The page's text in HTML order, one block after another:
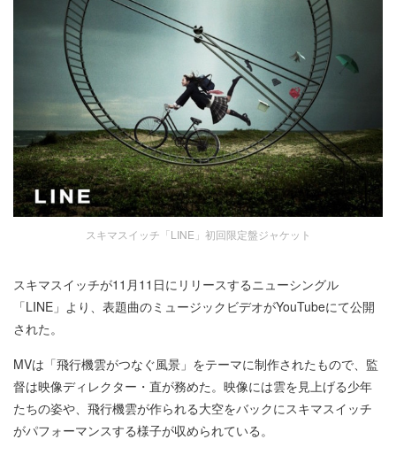
スキマスイッチ「LINE」初回限定盤ジャケット
スキマスイッチが11月11日にリリースするニューシングル
「LINE」より、表題曲のミュージックビデオがYouTubeにて公開
された。
MVは「飛行機雲がつなぐ風景」をテーマに制作されたもので、監
督は映像ディレクター・直が務めた。映像には雲を見上げる少年
たちの姿や、飛行機雲が作られる大空をバックにスキマスイッチ
がパフォーマンスする様子が収められている。